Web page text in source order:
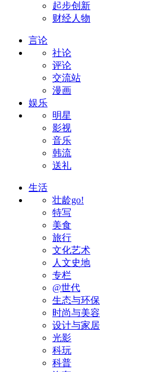
起步创新
财经人物
言论
社论
评论
交流站
漫画
娱乐
明星
影视
音乐
韩流
送礼
生活
壮龄go!
特写
美食
旅行
文化艺术
人文史地
专栏
@世代
生态与环保
时尚与美容
设计与家居
光影
科玩
科普